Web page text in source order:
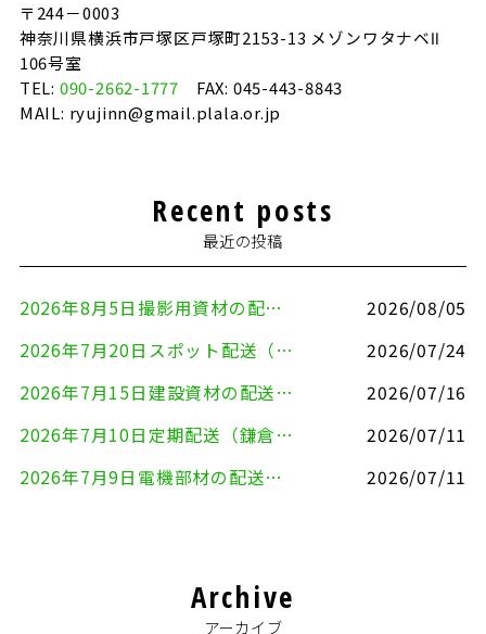
〒244－0003
神奈川県横浜市戸塚区戸塚町2153-13 メゾンワタナベⅡ
106号室
TEL: 090-2662-1777 FAX: 045-443-8843
MAIL: ryujinn@gmail.plala.or.jp
Recent posts
最近の投稿
2026年8月5日撮影用資材の配送（鎌倉市⇒港区）
2026/08/05
2026年7月20日スポット配送（横浜市金沢区⇒愛知県豊川市）
2026/07/24
2026年7月15日建設資材の配送（横浜市金沢区⇒横須賀市）
2026/07/16
2026年7月10日定期配送（鎌倉市⇔大田区）
2026/07/11
2026年7月9日電機部材の配送（横浜市戸塚区⇒品川区）
2026/07/11
Archive
アーカイブ